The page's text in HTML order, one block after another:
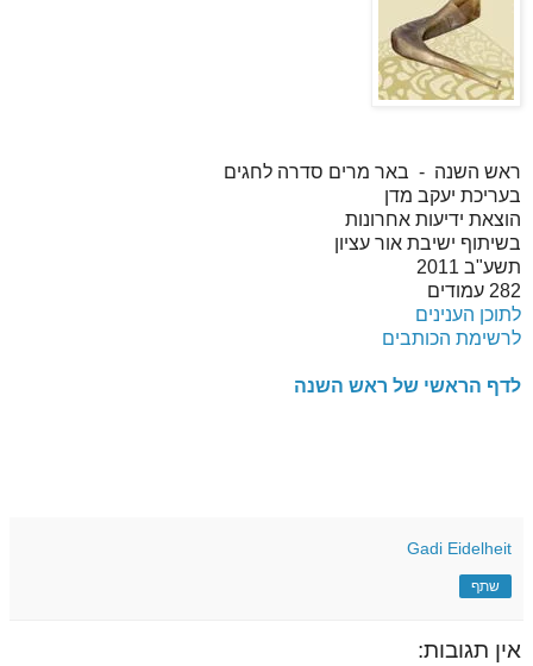
ראש השנה - באר מרים סדרה לחגים
בעריכת יעקב מדן
הוצאת ידיעות אחרונות
בשיתוף ישיבת אור עציון
תשע"ב 2011
282 עמודים
לתוכן הענינים
לרשימת הכותבים
לדף הראשי של ראש השנה
Gadi Eidelheit
שתף
אין תגובות: